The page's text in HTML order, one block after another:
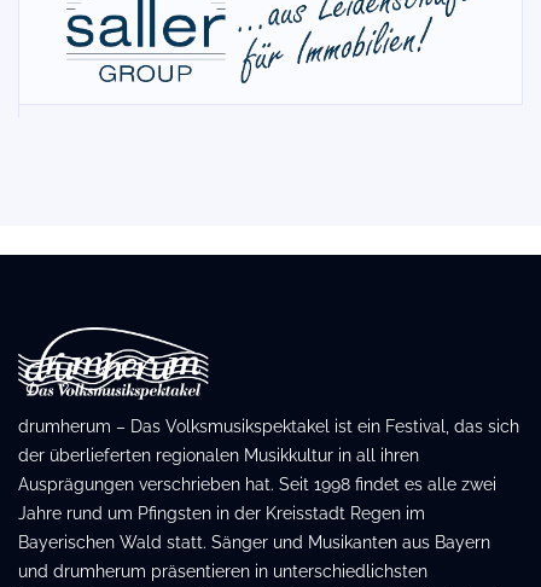
drumherum – Das Volksmusikspektakel ist ein Festival, das sich
der überlieferten regionalen Musikkultur in all ihren
Ausprägungen verschrieben hat. Seit 1998 findet es alle zwei
Jahre rund um Pfingsten in der Kreisstadt Regen im
Bayerischen Wald statt. Sänger und Musikanten aus Bayern
und drumherum präsentieren in unterschiedlichsten